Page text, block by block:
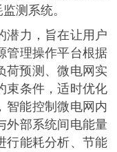
测系统。
潜力，旨在让用户
管理操作平台根据
荷预测、微电网实
束条件，适时优化
智能控制微电网内
外部系统间电能量
行能耗分析、节能